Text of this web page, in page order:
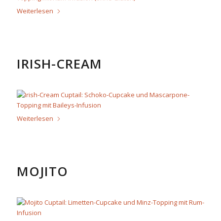
Weiterlesen
IRISH-CREAM
Weiterlesen
MOJITO